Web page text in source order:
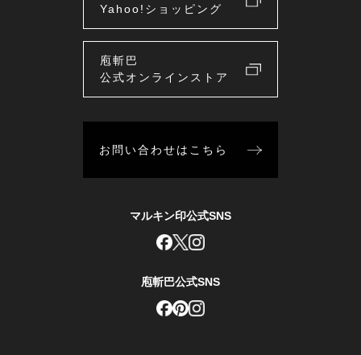
Yahoo!ショッピング
庖斬巴
公式オンラインストア
お問い合わせはこちら
マルキン印公式SNS
庖斬巴公式SNS